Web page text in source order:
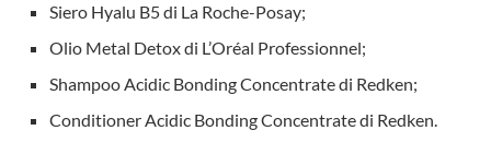
Siero Hyalu B5 di La Roche-Posay;
Olio Metal Detox di L’Oréal Professionnel;
Shampoo Acidic Bonding Concentrate di Redken;
Conditioner Acidic Bonding Concentrate di Redken.